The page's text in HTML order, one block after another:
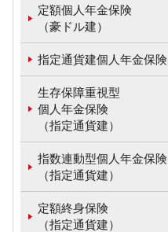
定額個人年金保険
（豪ドル建）
指定通貨建個人年金保険
生存保障重視型
個人年金保険
（指定通貨建）
指数連動型個人年金保険
（指定通貨建）
定額終身保険
（指定通貨建）